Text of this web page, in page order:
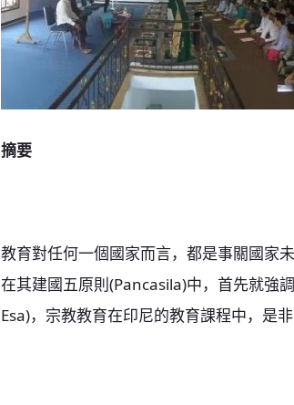
摘要
教育對任何一個國家而言，都是事關國家
在其建國五原則(Pancasila)中，首先就
Esa)，宗教教育在印尼的教育課程中，是非